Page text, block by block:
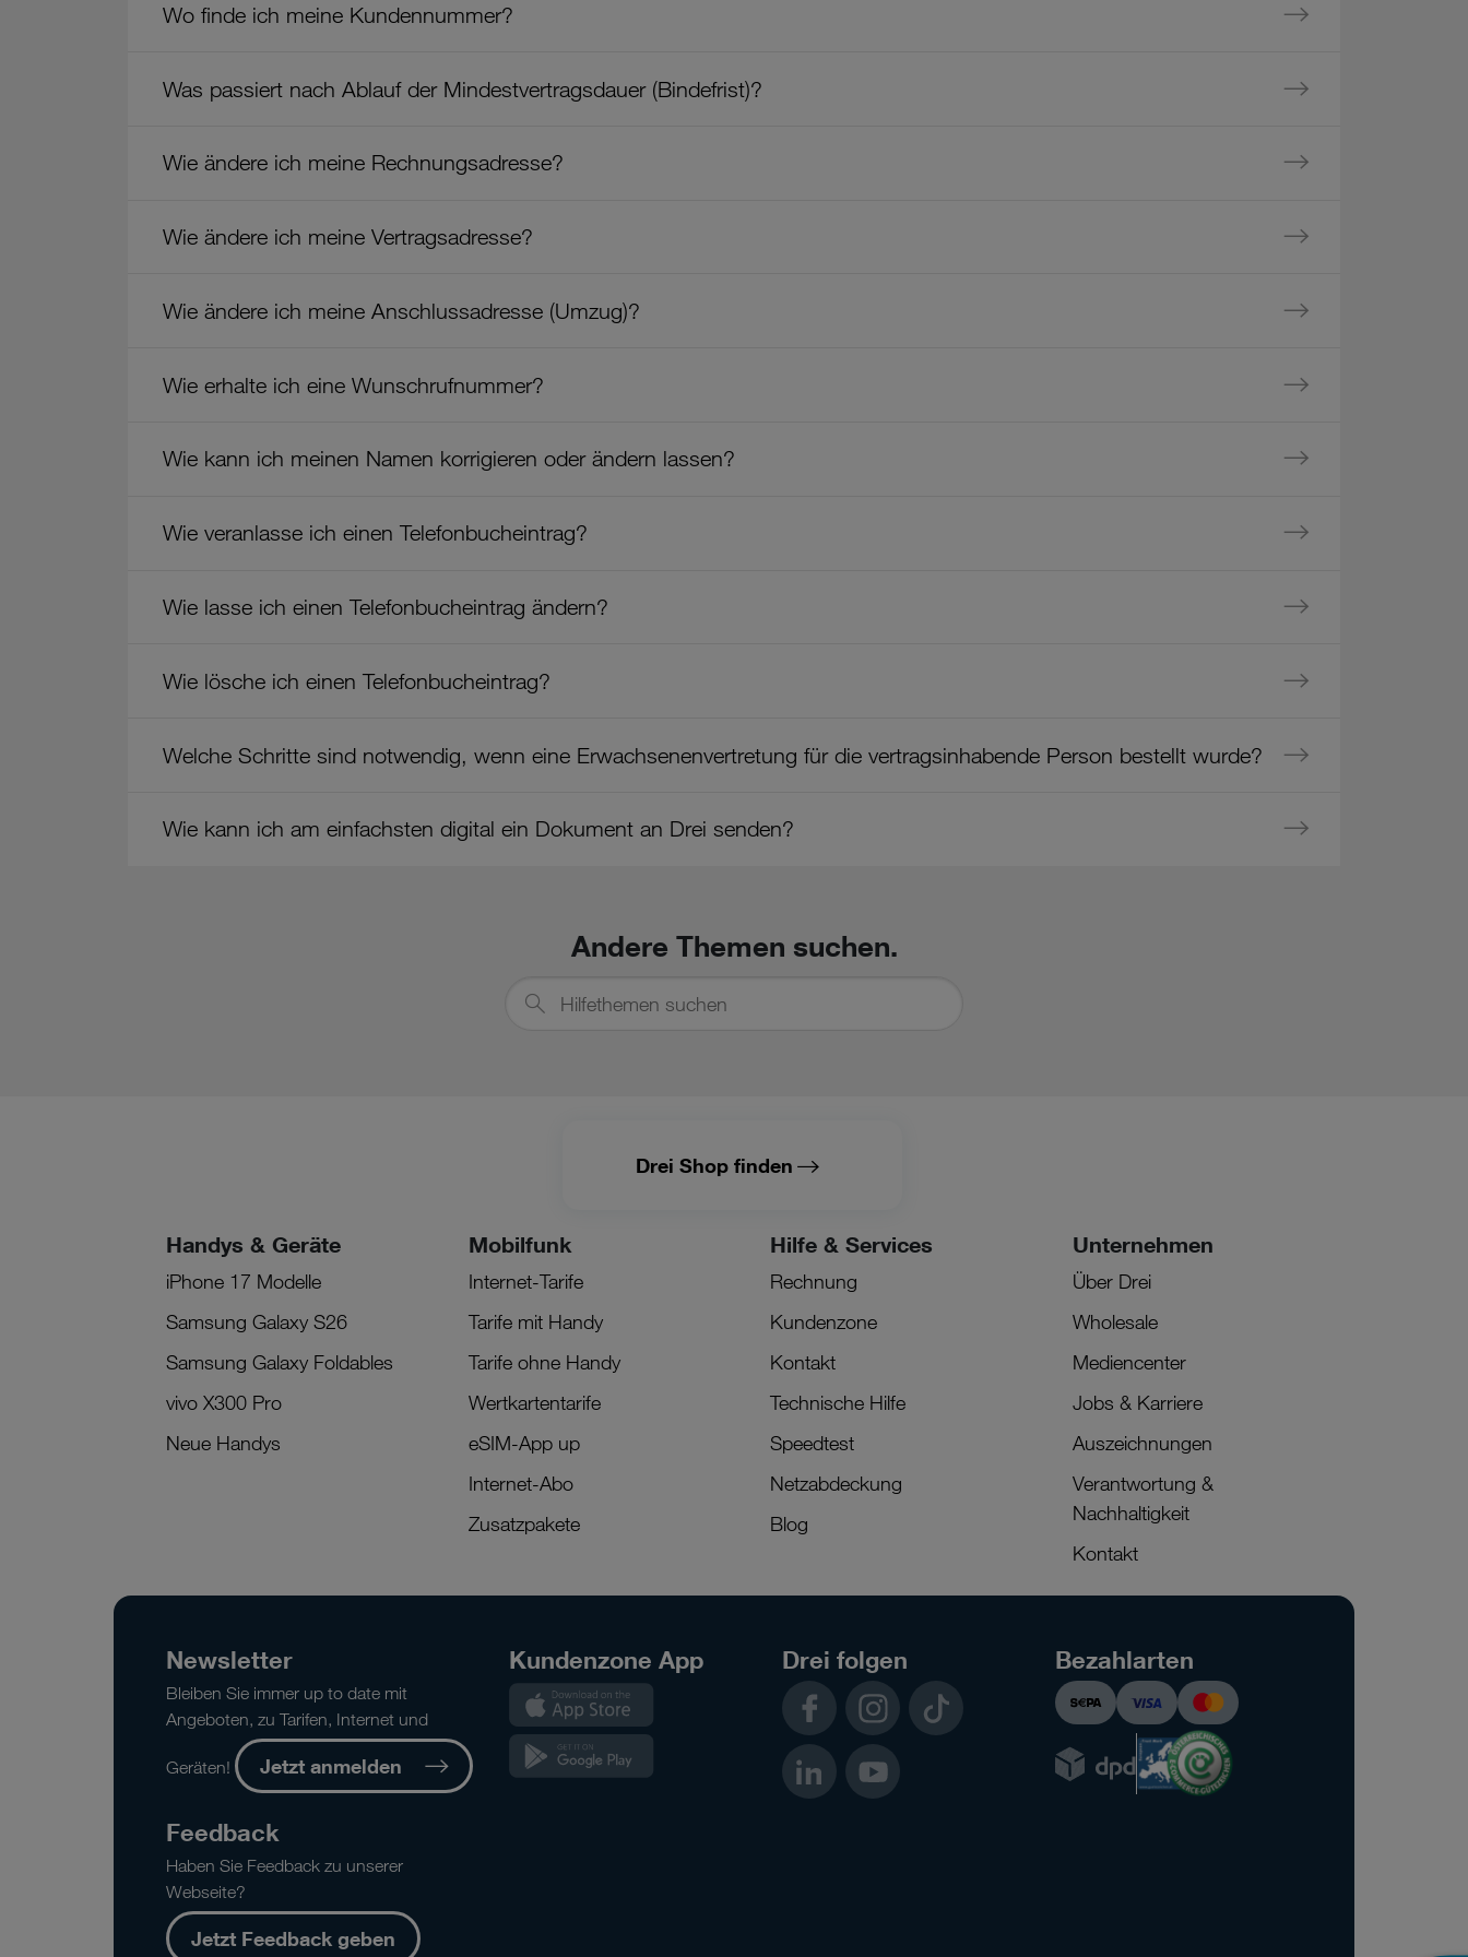
Wo finde ich meine Kundennummer?
Was passiert nach Ablauf der Mindestvertragsdauer (Bindefrist)?
Wie ändere ich meine Rechnungsadresse?
Wie ändere ich meine Vertragsadresse?
Wie ändere ich meine Anschlussadresse (Umzug)?
Wie erhalte ich eine Wunschrufnummer?
Wie kann ich meinen Namen korrigieren oder ändern lassen?
Wie veranlasse ich einen Telefonbucheintrag?
Wie lasse ich einen Telefonbucheintrag ändern?
Wie lösche ich einen Telefonbucheintrag?
Welche Schritte sind notwendig, wenn eine Erwachsenenvertretung für die vertragsinhabende Person bestellt wurde?
Wie kann ich am einfachsten digital ein Dokument an Drei senden?
Andere Themen suchen.
suchen
Drei Shop finden
Handys & Geräte
iPhone 17 Modelle
Samsung Galaxy S26
Samsung Galaxy Foldables
vivo X300 Pro
Neue Handys
Mobilfunk
Internet-Tarife
Tarife mit Handy
Tarife ohne Handy
Wertkartentarife
eSIM-App up
Internet-Abo
Zusatzpakete
Hilfe & Services
Rechnung
Kundenzone
Kontakt
Technische Hilfe
Speedtest
Netzabdeckung
Blog
Unternehmen
Über Drei
Wholesale
Mediencenter
Jobs & Karriere
Auszeichnungen
Verantwortung &
Nachhaltigkeit
Kontakt
Newsletter
Bleiben Sie immer up to date mit
Angeboten, zu Tarifen, Internet und
Geräten! Jetzt anmelden
Feedback
Haben Sie Feedback zu unserer
Webseite?
Jetzt Feedback geben
Kundenzone App Drei folgen
InstagramTikTok
YouTube
Bezahlarten